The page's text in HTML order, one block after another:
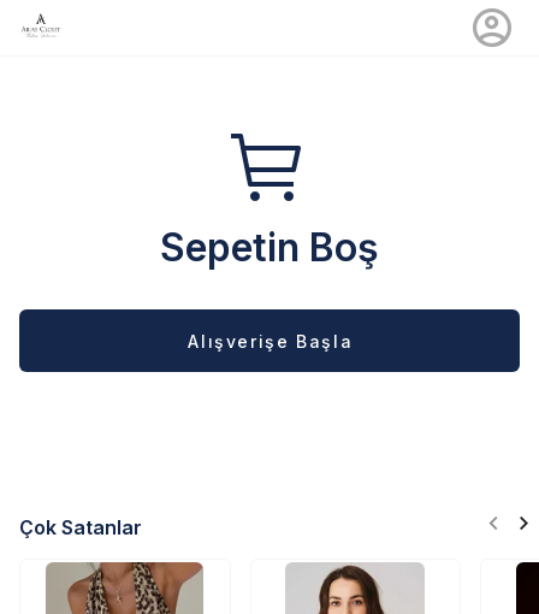
Sepetin Boş
Alışverişe Başla
Çok Satanlar